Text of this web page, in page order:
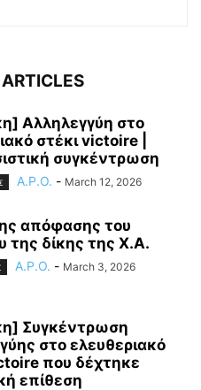
Αλληλεγγύη στο
στέκι victoire |
συγκέντρωση
A.P.O. - March 12, 2026
απόφασης του
της δίκης της Χ.Α.
A.P.O. - March 3, 2026
Συγκέντρωση
στο ελευθεριακό
που δέχτηκε
επίθεση